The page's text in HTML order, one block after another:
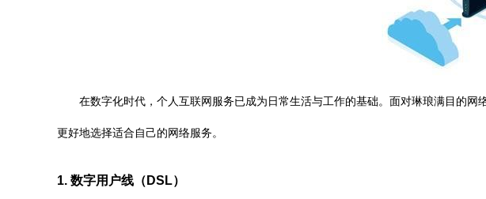
在数字化时代，个人互联网服务已成为日常生活与工作的基础。面对琳琅满目的
更好地选择适合自己的网络服务。
1. 数字用户线（DSL）